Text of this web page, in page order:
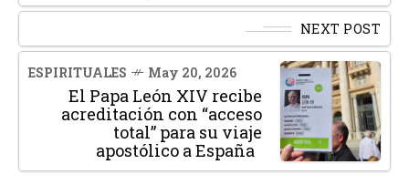
NEXT POST
ESPIRITUALES May 20, 2026
El Papa León XIV recibe
acreditación con “acceso
total” para su viaje
apostólico a España